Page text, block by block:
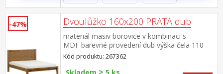
-47% Dvoulůžko 160x200 PRATA dub
materiál masiv borovice v kombinaci s
MDF barevné provedení dub výška čela 110
cm, cena bez roštu a matrace doporučený
rozměr matrace 160 × 200 cm nebo 2 kusy 80
× 200 cm a rošt R2
Kód produktu: 267362